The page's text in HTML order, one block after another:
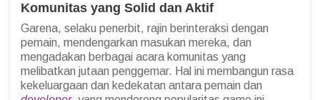
Komunitas yang Solid dan Aktif
Garena, selaku penerbit, rajin berinteraksi dengan
pemain, mendengarkan masukan mereka, dan
mengadakan berbagai acara komunitas yang
melibatkan jutaan penggemar. Hal ini membangun rasa
kekeluargaan dan kedekatan antara pemain dan